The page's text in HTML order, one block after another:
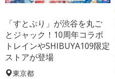
「すとぷり」が渋谷を丸ご
とジャック！10周年コラボ
トレインやSHIBUYA109限定
ストアが登場
東京都